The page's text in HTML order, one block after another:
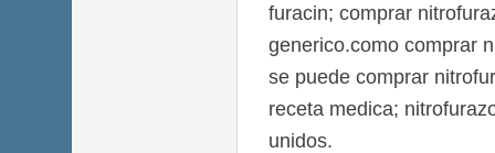
furacin; comprar
generico.como comprar
se puede comprar
receta medica;
unidos.